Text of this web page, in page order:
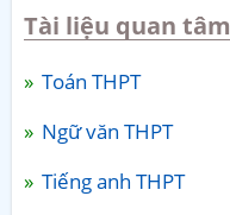
Tài liệu quan tâm
Toán THPT
Ngữ văn THPT
Tiếng anh THPT